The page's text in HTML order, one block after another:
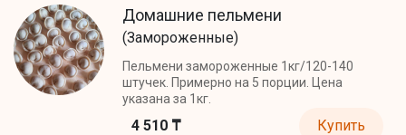
Домашние пельмени
(Замороженные)
Пельмени замороженные 1кг/120-140
штучек. Примерно на 5 порции. Цена
указана за 1кг.
4 510 ₸ Купить